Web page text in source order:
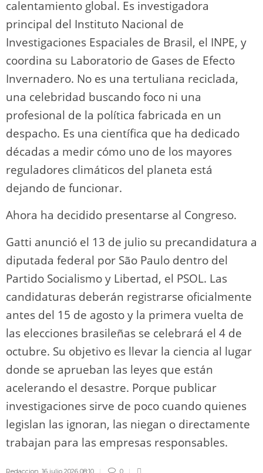
calentamiento global. Es investigadora
principal del Instituto Nacional de
Investigaciones Espaciales de Brasil, el INPE, y
coordina su Laboratorio de Gases de Efecto
Invernadero. No es una tertuliana reciclada,
una celebridad buscando foco ni una
profesional de la política fabricada en un
despacho. Es una científica que ha dedicado
décadas a medir cómo uno de los mayores
reguladores climáticos del planeta está
dejando de funcionar.
Ahora ha decidido presentarse al Congreso.
Gatti anunció el 13 de julio su precandidatura a
diputada federal por São Paulo dentro del
Partido Socialismo y Libertad, el PSOL. Las
candidaturas deberán registrarse oficialmente
antes del 15 de agosto y la primera vuelta de
las elecciones brasileñas se celebrará el 4 de
octubre. Su objetivo es llevar la ciencia al lugar
donde se aprueban las leyes que están
acelerando el desastre. Porque publicar
investigaciones sirve de poco cuando quienes
legislan las ignoran, las niegan o directamente
trabajan para las empresas responsables.